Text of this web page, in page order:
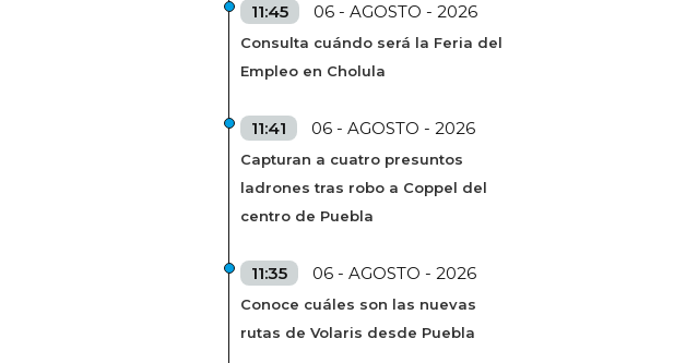
11:45 06 - AGOSTO - 2026
Consulta cuándo será la Feria del
Empleo en Cholula
11:41 06 - AGOSTO - 2026
Capturan a cuatro presuntos
ladrones tras robo a Coppel del
centro de Puebla
11:35 06 - AGOSTO - 2026
Conoce cuáles son las nuevas
rutas de Volaris desde Puebla